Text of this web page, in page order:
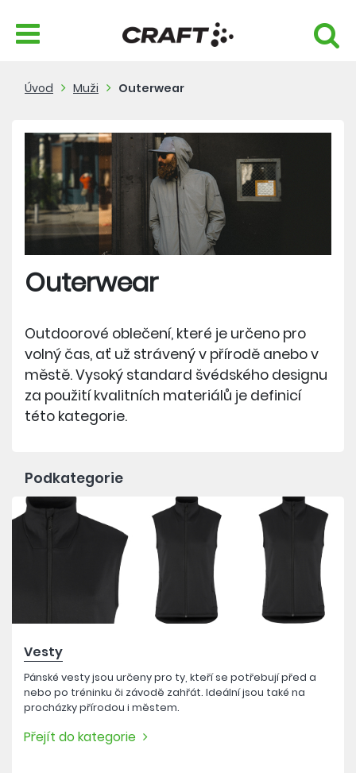
Úvod Muži Outerwear
Outerwear
Outdoorové oblečení, které je určeno pro
volný čas, ať už strávený v přírodě anebo v
městě. Vysoký standard švédského designu
za použití kvalitních materiálů je definicí
této kategorie.
Podkategorie
Vesty
Pánské vesty jsou určeny pro ty, kteří se potřebují před a
nebo po tréninku či závodě zahřát. Ideální jsou také na
procházky přírodou i městem.
Přejít do kategorie